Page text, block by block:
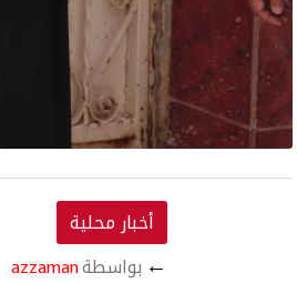
أخبار محلية
← بواسطةazzaman